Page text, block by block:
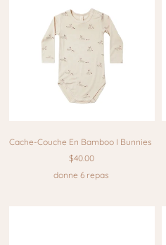
Cache-Couche En Bamboo I Bunnies
$40.00
donne 6 repas